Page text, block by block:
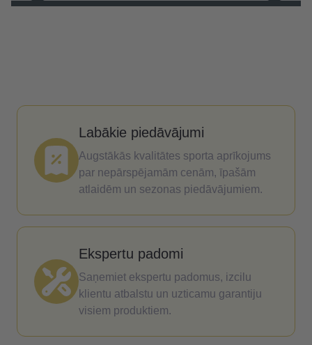
Labākie piedāvājumi
Augstākās kvalitātes sporta aprīkojums
par nepārspējamām cenām, īpašām
atlaidēm un sezonas piedāvājumiem.
Ekspertu padomi
Saņemiet ekspertu padomus, izcilu
klientu atbalstu un uzticamu garantiju
visiem produktiem.